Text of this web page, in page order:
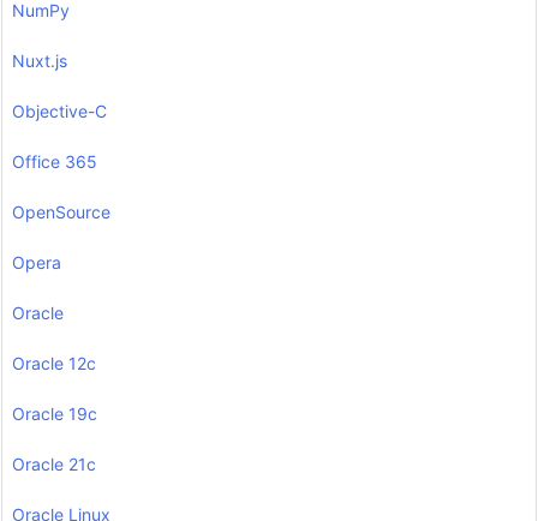
NumPy
Nuxt.js
Objective-C
Office 365
OpenSource
Opera
Oracle
Oracle 12c
Oracle 19c
Oracle 21c
Oracle Linux